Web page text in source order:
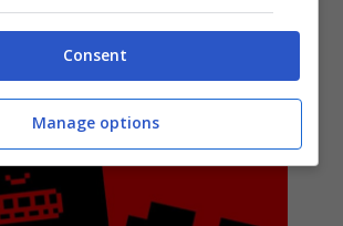
Consent
Manage options